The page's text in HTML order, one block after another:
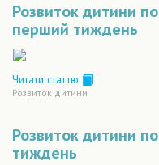
Розвиток дитини
перший тиждень
Читати статтю
Розвиток дитини
Розвиток дитини
тиждень